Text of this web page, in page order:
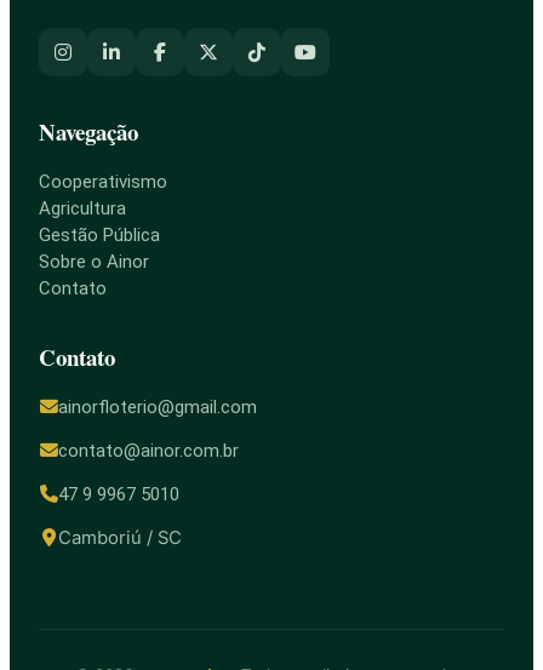
Navegação
Cooperativismo
Agricultura
Gestão Pública
Sobre o Ainor
Contato
Contato
ainorfloterio@gmail.com
contato@ainor.com.br
47 9 9967 5010
Camboriú / SC